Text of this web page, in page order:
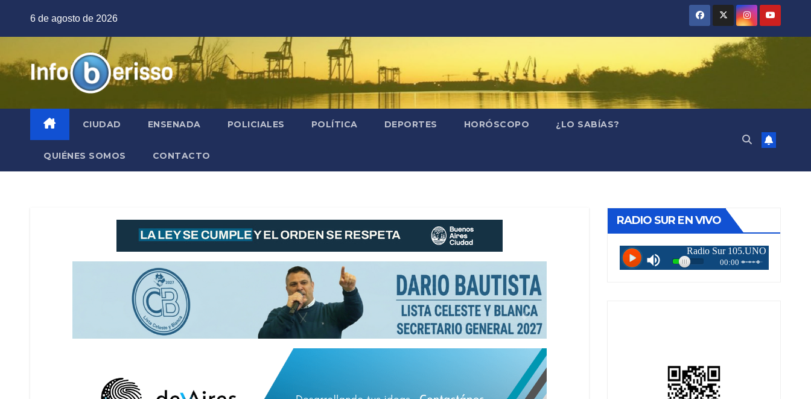
6 de agosto de 2026
CIUDAD ENSENADA POLICIALES POLÍTICA DEPORTES HORÓSCOPO ¿LO SABÍAS?
QUIÉNES SOMOS CONTACTO
RADIO SUR EN VIVO